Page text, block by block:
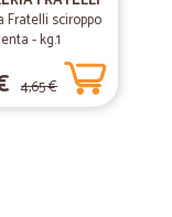
15/07/2019
l'imballo
d'acquisto è stata
Fratelli sciroppo
- kg.1
4,65 €